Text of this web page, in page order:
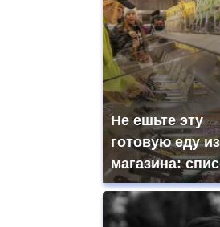
Не ешьте эту
готовую еду из
магазина: